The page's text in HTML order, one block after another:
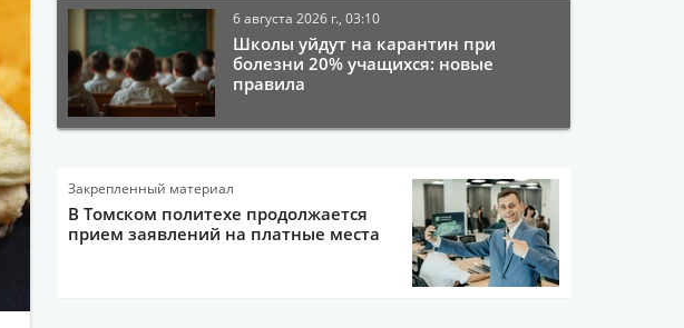
6 августа 2026 г., 03:10
Школы уйдут на карантин при
болезни 20% учащихся: новые
правила
Закрепленный материал
В Томском политехе продолжается
прием заявлений на платные места